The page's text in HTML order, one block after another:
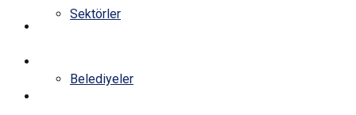
Sektörler
Belediyeler